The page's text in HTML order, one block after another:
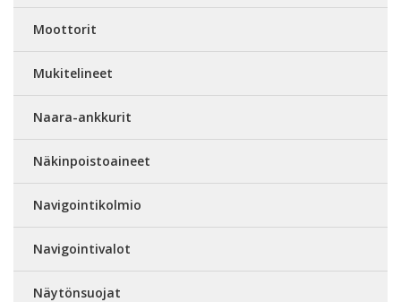
Moottorit
Mukitelineet
Naara-ankkurit
Näkinpoistoaineet
Navigointikolmio
Navigointivalot
Näytönsuojat